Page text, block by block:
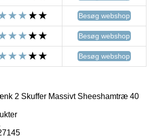
Besøg webshop
Besøg webshop
Besøg webshop
2 Skuffer Massivt Sheeshamtræ 40